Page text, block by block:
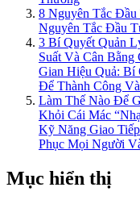
8 Nguyên Tắc
Nguyên Tắc Đầu
3 Bí Quyết Quản
Suất Và Cân
Gian Hiệu Quả: Bí
Để Thành Công
Làm Thế Nào Để
Khỏi Cái Mác
Kỹ Năng Giao
Phục Mọi Người
Mục hiển thị